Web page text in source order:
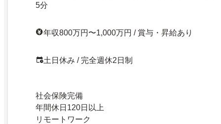
5分
年収800万円〜1,000万円 / 賞与・昇給あり
土日休み / 完全週休2日制
社会保険完備
年間休日120日以上
リモートワーク